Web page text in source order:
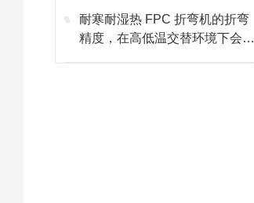
耐寒耐湿热 FPC 折弯机的折弯
精度，在高低温交替环境下会下